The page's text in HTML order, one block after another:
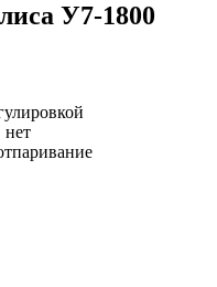
У7-1800
нет